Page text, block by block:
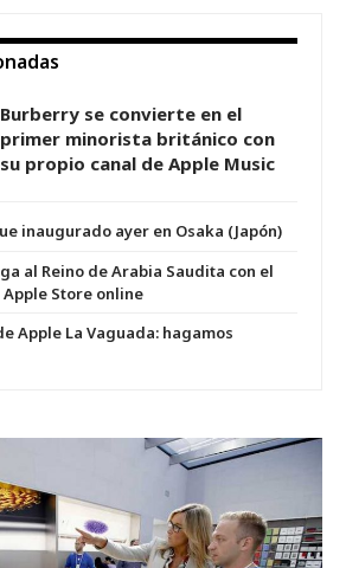
Burberry se convierte en el
primer minorista británico con
su propio canal de Apple Music
inaugurado ayer en Osaka (Japón)
al Reino de Arabia Saudita con el
Store online
Apple La Vaguada: hagamos